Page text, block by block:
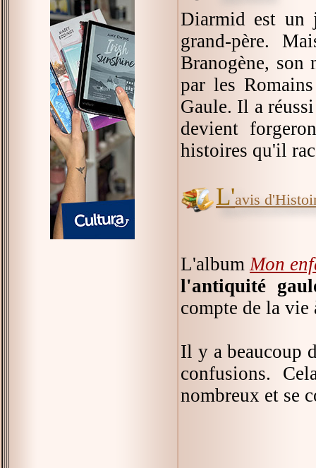
Diarmid est un
grand-père.
Branogène, son
par les
Gaule. Il a
devient
histoires qu'il
L'avis
L'albumMon
l'antiquité
compte de la
Il y a beaucoup
confusions.
nombreux et se